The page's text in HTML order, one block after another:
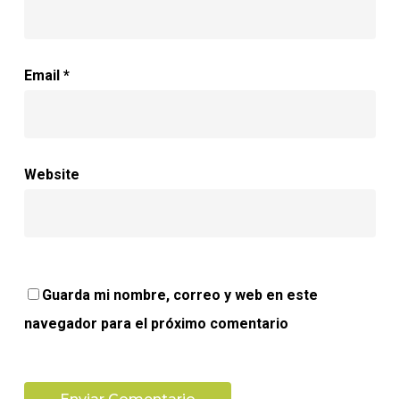
Email *
Website
Guarda mi nombre, correo y web en este
navegador para el próximo comentario